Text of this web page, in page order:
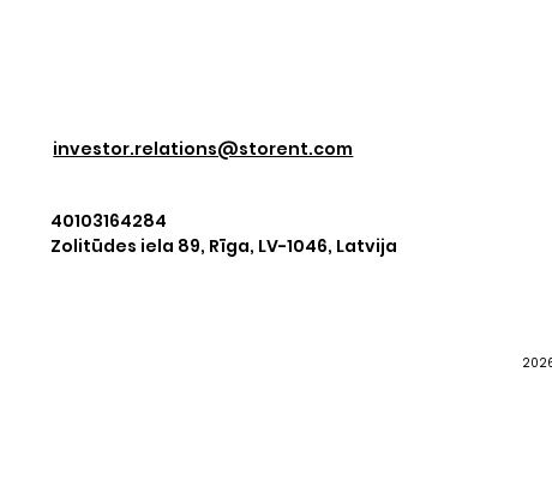
40103164284
Zolitūdes iela 89, Rīga, LV-1046, Latvija
investor.relations@storent.com